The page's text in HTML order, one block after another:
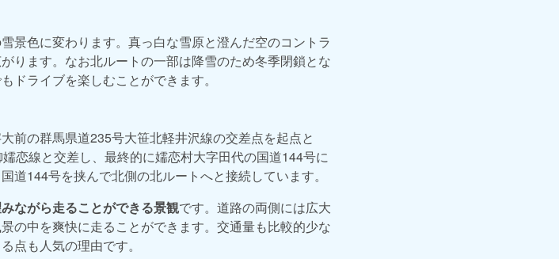
景色に変わります。真っ白な雪原と澄んだ空のコントラ
ります。なお北ルートの一部は降雪のため冬季閉鎖とな
ドライブを楽しむことができます。
前の群馬県道235号大笹北軽井沢線の交差点を起点と
恋線と交差し、最終的に嬬恋村大字田代の国道144号に
道144号を挟んで北側の北ルートへと接続しています。
ながら走ることができる景観です。道路の両側には広大
の中を爽快に走ることができます。交通量も比較的少な
点も人気の理由です。